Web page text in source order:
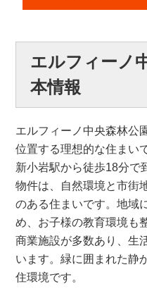
エルフィーノ
本情報
エルフィーノ中央森林公
位置する理想的な住まい
新小岩駅から徒歩18分で
物件は、自然環境と市街
のある住まいです。地域
め、お子様の教育環境も
商業施設が多数あり、生
います。緑に囲まれた静
住環境です。